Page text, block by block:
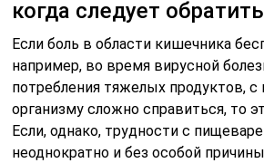
когда следует
Если боль в области кишечника
например, во время вирусной
потребления тяжелых продуктов,
организму сложно справиться, то
Если, однако, трудности с
неоднократно и без особой